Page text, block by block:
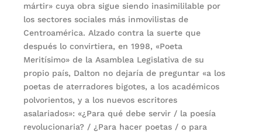
mártir» cuya obra sigue siendo inasimililable por
los sectores sociales más inmovilistas de
Centroamérica. Alzado contra la suerte que
después lo convirtiera, en 1998, «Poeta
Meritísimo» de la Asamblea Legislativa de su
propio país, Dalton no dejaría de preguntar «a los
poetas de aterradores bigotes, a los académicos
polvorientos, y a los nuevos escritores
asalariados»: «¿Para qué debe servir / la poesía
revolucionaria? / ¿Para hacer poetas / o para